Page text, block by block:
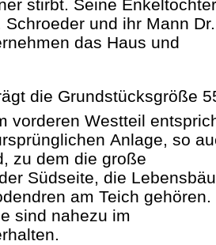
stirbt. Seine Enkeltochter
und ihr Mann Dr.
das Haus und
die Grundstücksgröße
vorderen Westteil
Anlage, so
zu dem die große
Südseite, die
am Teich gehören.
sind nahezu im